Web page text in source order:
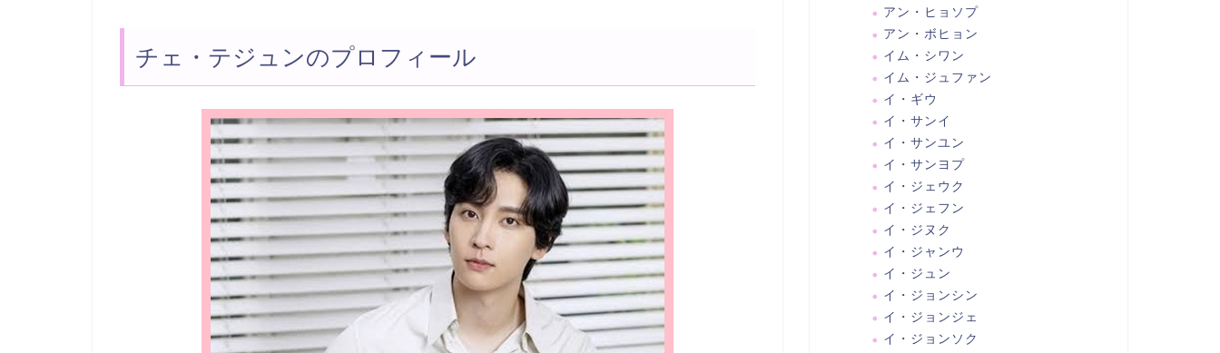
チェ・テジュンのプロフィール
アン・ヒョソプ
アン・ボヒョン
イム・シワン
イム・ジュファン
イ・ギウ
イ・サンイ
イ・サンユン
イ・サンヨプ
イ・ジェウク
イ・ジェフン
イ・ジヌク
イ・ジャンウ
イ・ジュン
イ・ジョンシン
イ・ジョンジェ
イ・ジョンソク